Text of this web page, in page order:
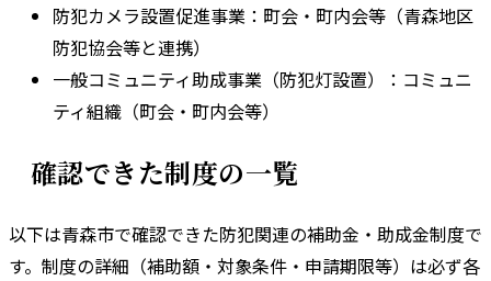
防犯カメラ設置促進事業 ： 町会・町内会等（青森地区
防犯協会等と連携）
一般コミュニティ助成事業（防犯灯設置）
： コミュニ
ティ組織（町会・町内会等）
確認できた制度の一覧
以下は青森市で確認できた防犯関連の補助金・助成金制度で
す。 制度の詳細（補助額・対象条件・申請期限等）は必ず各